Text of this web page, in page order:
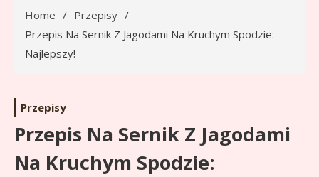
Home
Przepisy
Przepis Na Sernik Z Jagodami Na Kruchym Spodzie:
Najlepszy!
Przepisy
Przepis Na Sernik Z Jagodami
Na Kruchym Spodzie: